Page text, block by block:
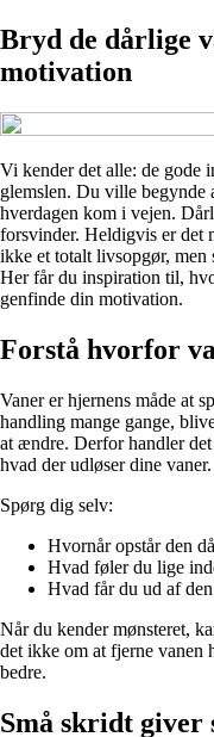
Bryd de dårlige
motivation
Vi kender det alle: de gode
glemslen. Du ville begynde
hverdagen kom i vejen.
forsvinder. Heldigvis er
ikke et totalt livsopgør, men
Her får du inspiration til,
genfinde din motivation.
Forstå hvorfor
Vaner er hjernens måde at
handling mange gange,
at ændre. Derfor handler
hvad der udløser dine vaner.
Spørg dig selv:
Hvornår opstår den
Hvad føler du lige
Hvad får du ud af
Når du kender mønsteret,
det ikke om at fjerne vanen
bedre.
Små skridt giver